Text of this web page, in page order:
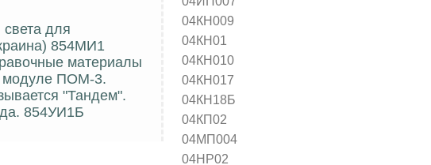
04КН009
04КН01
04КН010
04КН017
04КН18Б
04КП02
04МП004
04НР02
для
854МИ1
материалы
модуле ПОМ-3.
"Тандем".
854УИ1Б